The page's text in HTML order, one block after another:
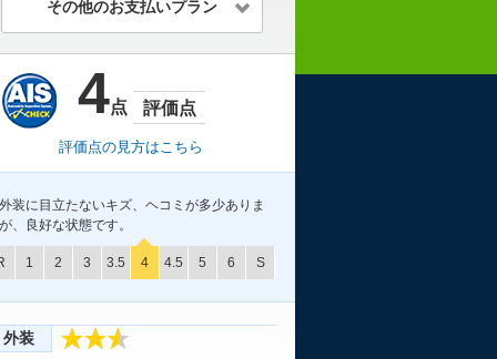
その他のお支払いプラン
4点 評価点
評価点の見方はこちら
装に目立たないキズ、ヘコミが多少ありま
、良好な状態です。
1 2 3 3.5 4 4.5 5 6 S
外装